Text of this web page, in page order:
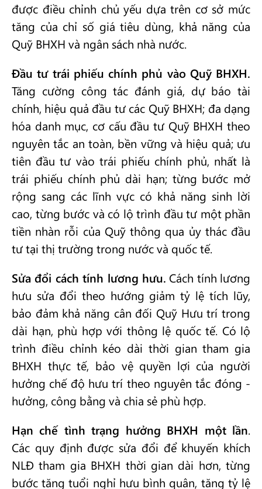
được điều chỉnh chủ yếu dựa trên cơ sở mức
tăng của chỉ số giá tiêu dùng, khả năng của
Quỹ BHXH và ngân sách nhà nước.
Đầu tư trái phiếu chính phủ vào Quỹ BHXH.
Tăng cường công tác đánh giá, dự báo tài
chính, hiệu quả đầu tư các Quỹ BHXH; đa dạng
hóa danh mục, cơ cấu đầu tư Quỹ BHXH theo
nguyên tắc an toàn, bền vững và hiệu quả; ưu
tiên đầu tư vào trái phiếu chính phủ, nhất là
trái phiếu chính phủ dài hạn; từng bước mở
rộng sang các lĩnh vực có khả năng sinh lời
cao, từng bước và có lộ trình đầu tư một phần
tiền nhàn rỗi của Quỹ thông qua ủy thác đầu
tư tại thị trường trong nước và quốc tế.
Sửa đổi cách tính lương hưu. Cách tính lương
hưu sửa đổi theo hướng giảm tỷ lệ tích lũy,
bảo đảm khả năng cân đối Quỹ Hưu trí trong
dài hạn, phù hợp với thông lệ quốc tế. Có lộ
trình điều chỉnh kéo dài thời gian tham gia
BHXH thực tế, bảo vệ quyền lợi của người
hưởng chế độ hưu trí theo nguyên tắc đóng -
hưởng, công bằng và chia sẻ phù hợp.
Hạn chế tình trạng hưởng BHXH một lần.
Các quy định được sửa đổi để khuyến khích
NLĐ tham gia BHXH thời gian dài hơn, từng
bước tăng tuổi nghỉ hưu bình quân, tăng tỷ lệ